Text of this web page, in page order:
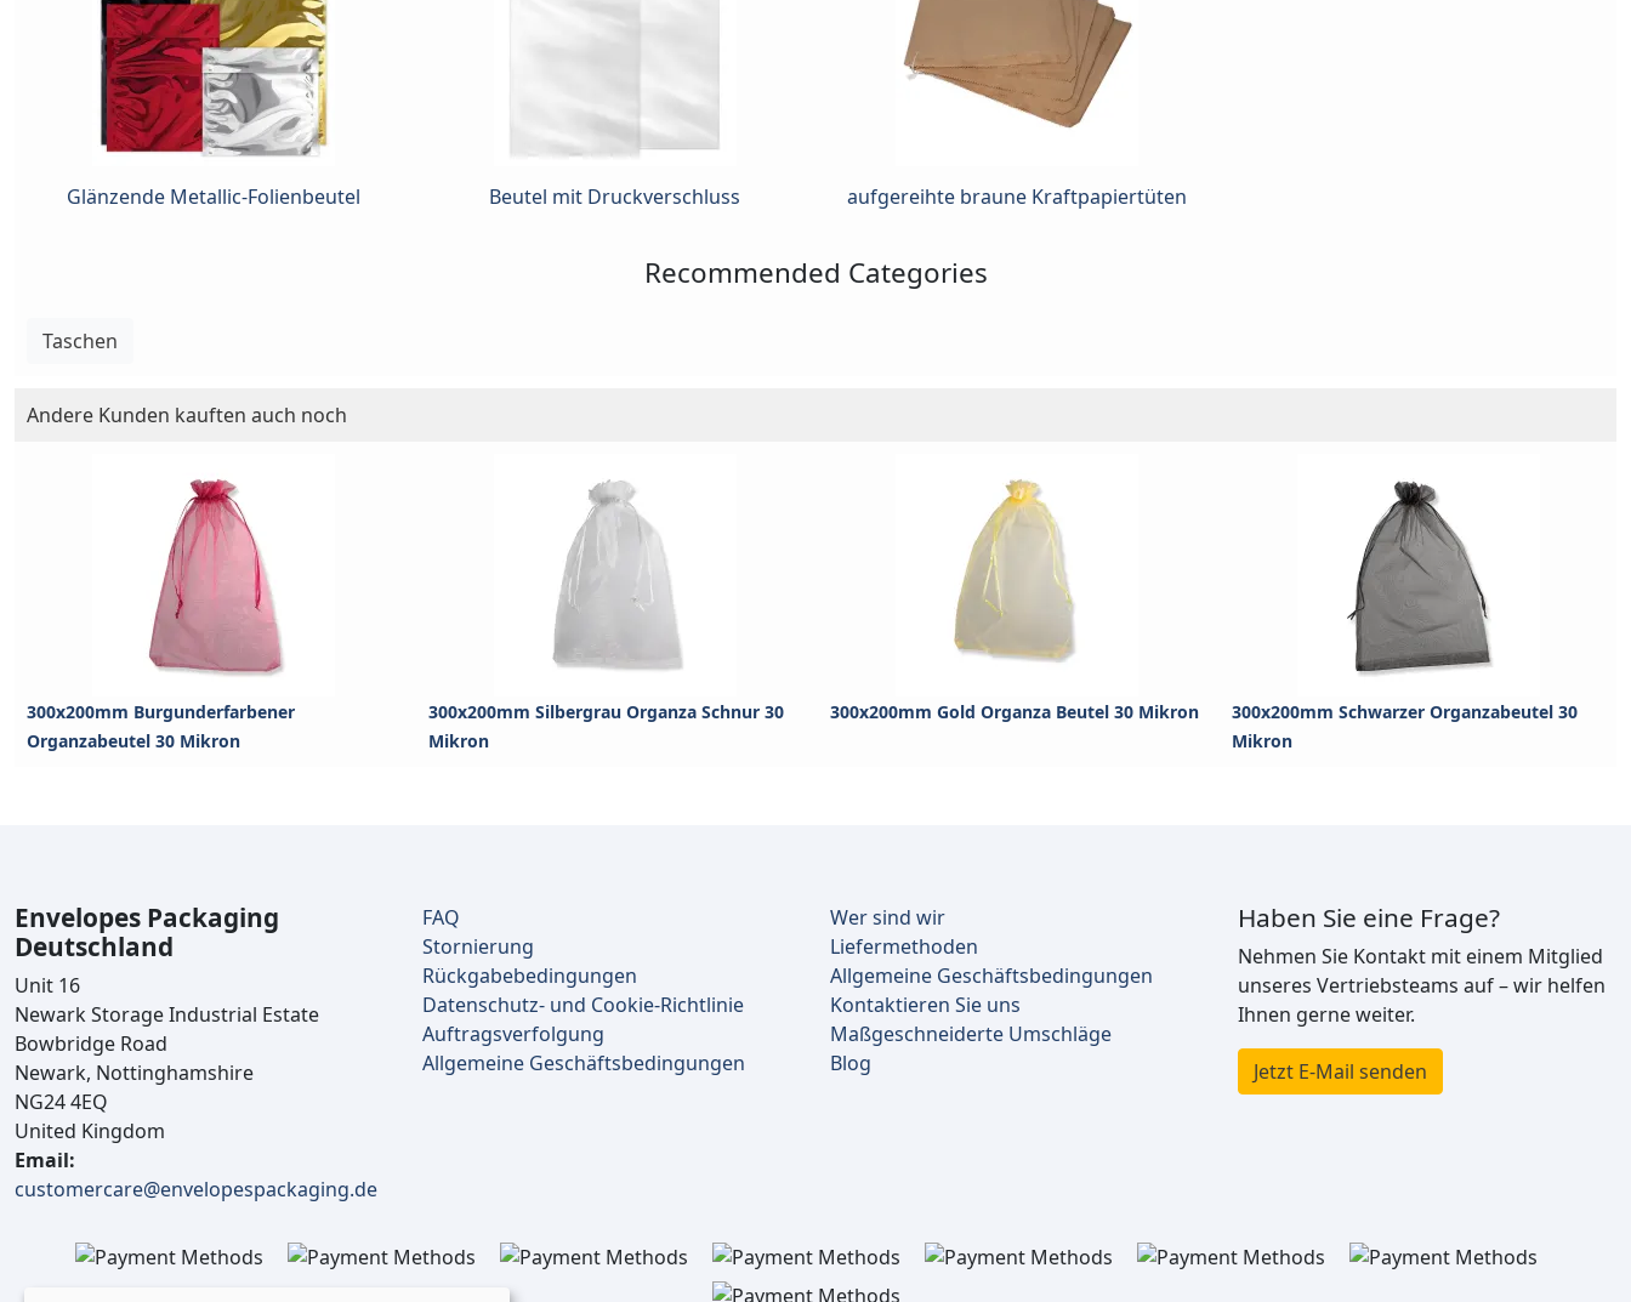
Glänzende Metallic-Folienbeutel Beutel mit Druckverschluss aufgereihte braune Kraftpapiertüten
Recommended Categories
Taschen
Andere Kunden kauften auch noch
300x200mm Burgunderfarbener
Organzabeutel 30 Mikron
300x200mm Silbergrau Organza Schnur 30
Mikron
300x200mm Gold Organza Beutel 30 Mikron
300x200mm Schwarzer Organzabeutel 30
Mikron
Envelopes Packaging
Deutschland
Unit 16
Newark Storage Industrial Estate
Bowbridge Road
Newark, Nottinghamshire
NG24 4EQ
United Kingdom
Email:
customercare@envelopespackaging.de
FAQ
Stornierung
Rückgabebedingungen
Datenschutz- und Cookie-Richtlinie
Auftragsverfolgung
Allgemeine Geschäftsbedingungen
Wer sind wir
Liefermethoden
Allgemeine Geschäftsbedingungen
Kontaktieren Sie uns
Maßgeschneiderte Umschläge
Blog
Haben Sie eine Frage?
Nehmen Sie Kontakt mit einem Mitglied
unseres Vertriebsteams auf – wir helfen
Ihnen gerne weiter.
Jetzt E-Mail senden